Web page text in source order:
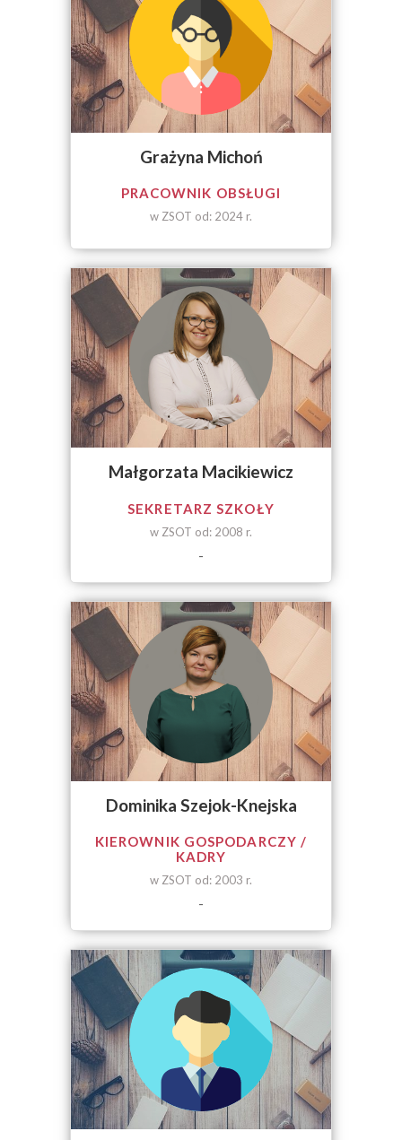
Grażyna Michoń
PRACOWNIK OBSŁUGI
w ZSOT od: 2024 r.
Małgorzata Macikiewicz
SEKRETARZ SZKOŁY
w ZSOT od: 2008 r.
-
Dominika Szejok-Knejska
KIEROWNIK GOSPODARCZY /
KADRY
w ZSOT od: 2003 r.
-